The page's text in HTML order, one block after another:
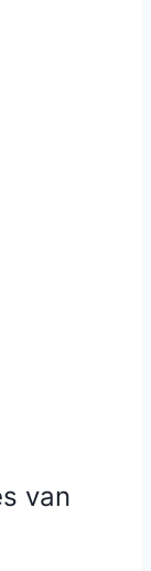
van